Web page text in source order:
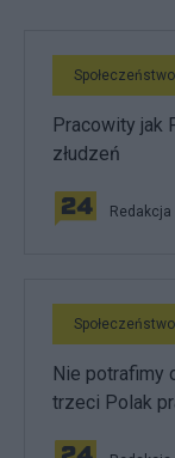
Społeczeństwo
Pracowity jak
złudzeń
Redakcja
Społeczeństwo
Nie potrafimy
trzeci Polak